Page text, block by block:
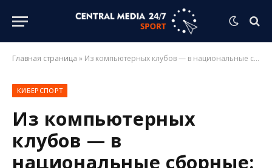
Главная страница » Из компьютерных клубов — в национальные сборные: за чей счёт будут развивать киберспорт в Казахстане
КИБЕРСПОРТ
Из компьютерных
клубов — в
национальные сборные: